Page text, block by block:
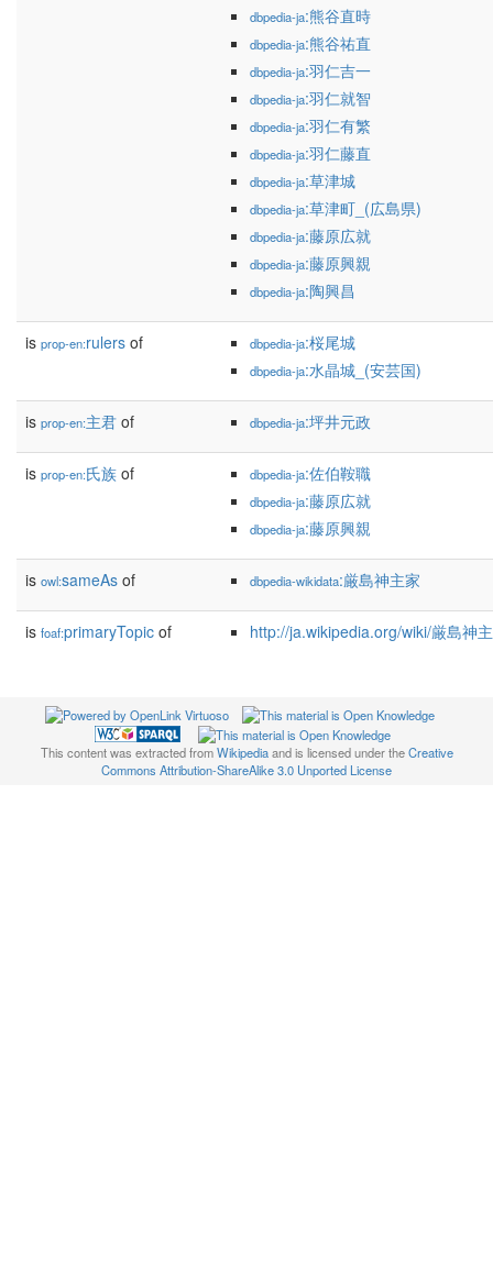
dbpedia-ja:熊谷直時
dbpedia-ja:熊谷祐直
dbpedia-ja:羽仁吉一
dbpedia-ja:羽仁就智
dbpedia-ja:羽仁有繁
dbpedia-ja:羽仁藤直
dbpedia-ja:草津城
dbpedia-ja:草津町_(広島県)
dbpedia-ja:藤原広就
dbpedia-ja:藤原興親
dbpedia-ja:陶興昌
is prop-en:rulers of dbpedia-ja:桜尾城
dbpedia-ja:水晶城_(安芸国)
is prop-en:主君 of dbpedia-ja:坪井元政
is prop-en:氏族 of dbpedia-ja:佐伯鞍職
dbpedia-ja:藤原広就
dbpedia-ja:藤原興親
is owl:sameAs of dbpedia-wikidata:厳島神主家
is foaf:primaryTopic of http://ja.wikipedia.org/wiki/厳島神
This content was extracted fromWikipediaand is licensed under theCreative
Commons Attribution-ShareAlike 3.0 Unported License